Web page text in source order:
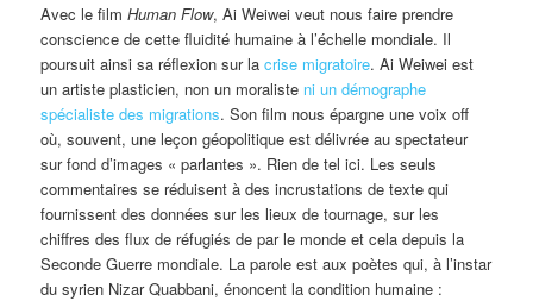
Avec le filmHuman Flow, Ai Weiwei veut nous faire prendre
conscience de cette fluidité humaine à l’échelle mondiale. Il
poursuit ainsi sa réflexion sur lacrise migratoire. Ai Weiwei est
un artiste plasticien, non un moraliste ni un démographe
spécialiste des migrations. Son film nous épargne une voix off
où, souvent, une leçon géopolitique est délivrée au spectateur
sur fond d’images « parlantes ». Rien de tel ici. Les seuls
commentaires se réduisent à des incrustations de texte qui
fournissent des données sur les lieux de tournage, sur les
chiffres des flux de réfugiés de par le monde et cela depuis la
Seconde Guerre mondiale. La parole est aux poètes qui, à l’instar
du syrien Nizar Quabbani, énoncent la condition humaine :